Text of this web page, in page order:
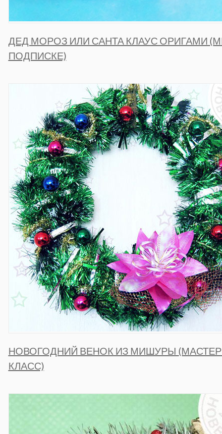
ДЕД МОРОЗ ИЛИ САНТА КЛАУС ОРИГАМИ
ПОДПИСКЕ)
НОВОГОДНИЙ ВЕНОК ИЗ МИШУРЫ
КЛАСС)